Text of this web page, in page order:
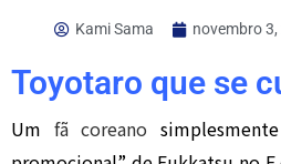
Kami Sama novembro
Toyotaro que se
Um fã coreano